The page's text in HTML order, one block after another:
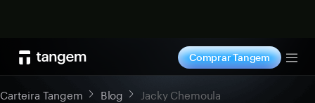
Comprar Tangem
Carteira Tangem Blog Jacky Chemoula